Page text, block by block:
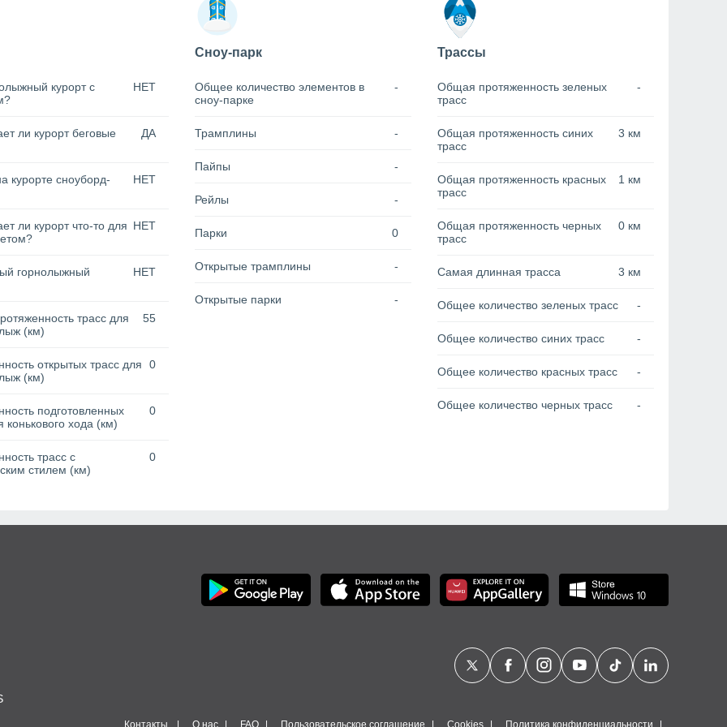
курорт с
НЕТ
ли курорт беговые ДА
курорте сноуборд- НЕТ
ли курорт что-то для НЕТ
горнолыжный НЕТ
трасс для
(км)
55
открытых трасс для
(км)
0
подготовленных
конькового хода (км)
0
трасс с
стилем (км)
0
Сноу-парк
Общее количество элементов в
сноу-парке
-
Трамплины -
Пайпы -
Рейлы -
Парки 0
Открытые трамплины -
Открытые парки -
Трассы
Общая протяженность зеленых
трасс
-
Общая протяженность синих
трасс
3 км
Общая протяженность красных
трасс
1 км
Общая протяженность черных
трасс
0 км
Самая длинная трасса 3 км
Общее количество зеленых трасс -
Общее количество синих трасс -
Общее количество красных трасс -
Общее количество черных трасс -
Контакты О нас FAQ Пользовательское соглашение Cookies Политика конфиденциальности